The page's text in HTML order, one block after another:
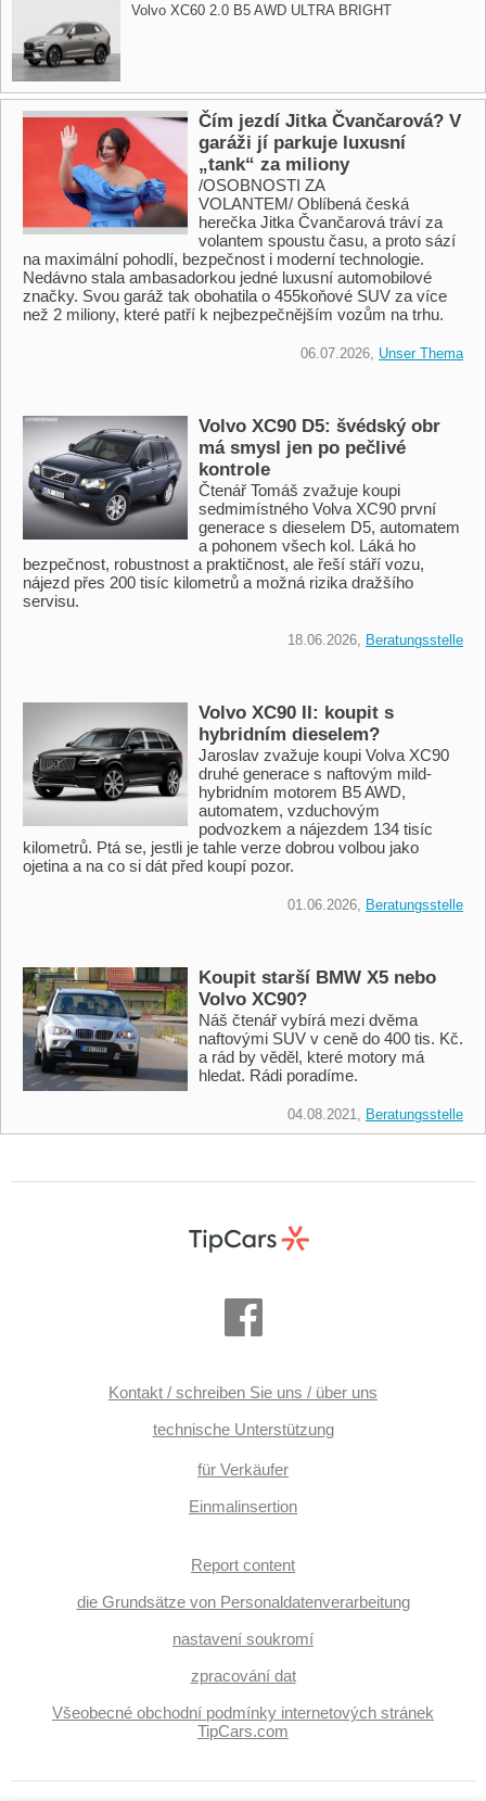
Volvo XC60 2.0 B5 AWD ULTRA BRIGHT
Čím jezdí Jitka Čvančarová? V
garáži jí parkuje luxusní
„tank“ za miliony
/OSOBNOSTI ZA
VOLANTEM/ Oblíbená česká
herečka Jitka Čvančarová tráví za
volantem spoustu času, a proto sází
na maximální pohodlí, bezpečnost i moderní technologie.
Nedávno stala ambasadorkou jedné luxusní automobilové
značky. Svou garáž tak obohatila o 455koňové SUV za více
než 2 miliony, které patří k nejbezpečnějším vozům na trhu.
06.07.2026, Unser Thema
Volvo XC90 D5: švédský obr
má smysl jen po pečlivé
kontrole
Čtenář Tomáš zvažuje koupi
sedmimístného Volva XC90 první
generace s dieselem D5, automatem
a pohonem všech kol. Láká ho
bezpečnost, robustnost a praktičnost, ale řeší stáří vozu,
nájezd přes 200 tisíc kilometrů a možná rizika dražšího
servisu.
18.06.2026, Beratungsstelle
Volvo XC90 II: koupit s
hybridním dieselem?
Jaroslav zvažuje koupi Volva XC90
druhé generace s naftovým mild-
hybridním motorem B5 AWD,
automatem, vzduchovým
podvozkem a nájezdem 134 tisíc
kilometrů. Ptá se, jestli je tahle verze dobrou volbou jako
ojetina a na co si dát před koupí pozor.
01.06.2026, Beratungsstelle
Koupit starší BMW X5 nebo
Volvo XC90?
Náš čtenář vybírá mezi dvěma
naftovými SUV v ceně do 400 tis. Kč.
a rád by věděl, které motory má
hledat. Rádi poradíme.
04.08.2021, Beratungsstelle
Kontakt / schreiben Sie uns / über uns
technische Unterstützung
für Verkäufer
Einmalinsertion
Report content
die Grundsätze von Personaldatenverarbeitung
nastavení soukromí
zpracování dat
Všeobecné obchodní podmínky internetových stránek
TipCars.com